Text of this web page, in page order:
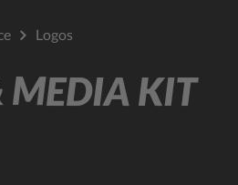
Logos
MEDIA KIT